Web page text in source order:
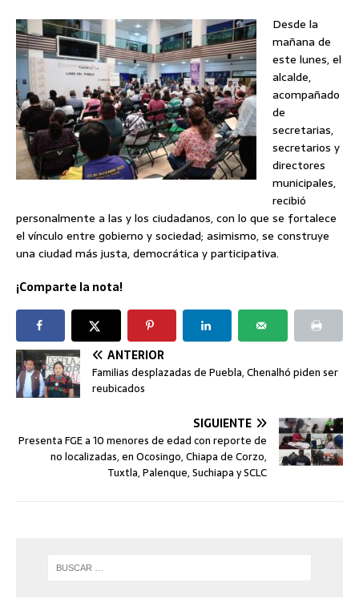
Desde la
mañana de
este lunes, el
alcalde,
acompañado
de
secretarias,
secretarios y
directores
municipales,
recibió
personalmente a las y los ciudadanos, con lo que se fortalece
el vínculo entre gobierno y sociedad; asimismo, se construye
una ciudad más justa, democrática y participativa.
¡Comparte la nota!
ANTERIOR
Familias desplazadas de Puebla, Chenalhó piden ser
reubicados
SIGUIENTE
Presenta FGE a 10 menores de edad con reporte de
no localizadas, en Ocosingo, Chiapa de Corzo,
Tuxtla, Palenque, Suchiapa y SCLC